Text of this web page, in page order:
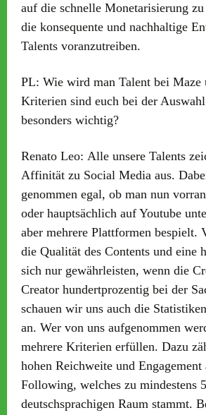
auf die schnelle Monetarisierung zu
die konsequente und nachhaltige
Talents voranzutreiben.
PL: Wie wird man Talent bei Maze
Kriterien sind euch bei der
besonders wichtig?
Renato Leo: Alle unsere Talents
Affinität zu Social Media aus.
genommen egal, ob man nun
oder hauptsächlich auf Youtube
aber mehrere Plattformen bespielt.
die Qualität des Contents und eine
sich nur gewährleisten, wenn die
Creator hundertprozentig bei der
schauen wir uns auch die
an. Wer von uns aufgenommen
mehrere Kriterien erfüllen. Dazu
hohen Reichweite und Engagement
Following, welches zu mindestens
deutschsprachigen Raum stammt.